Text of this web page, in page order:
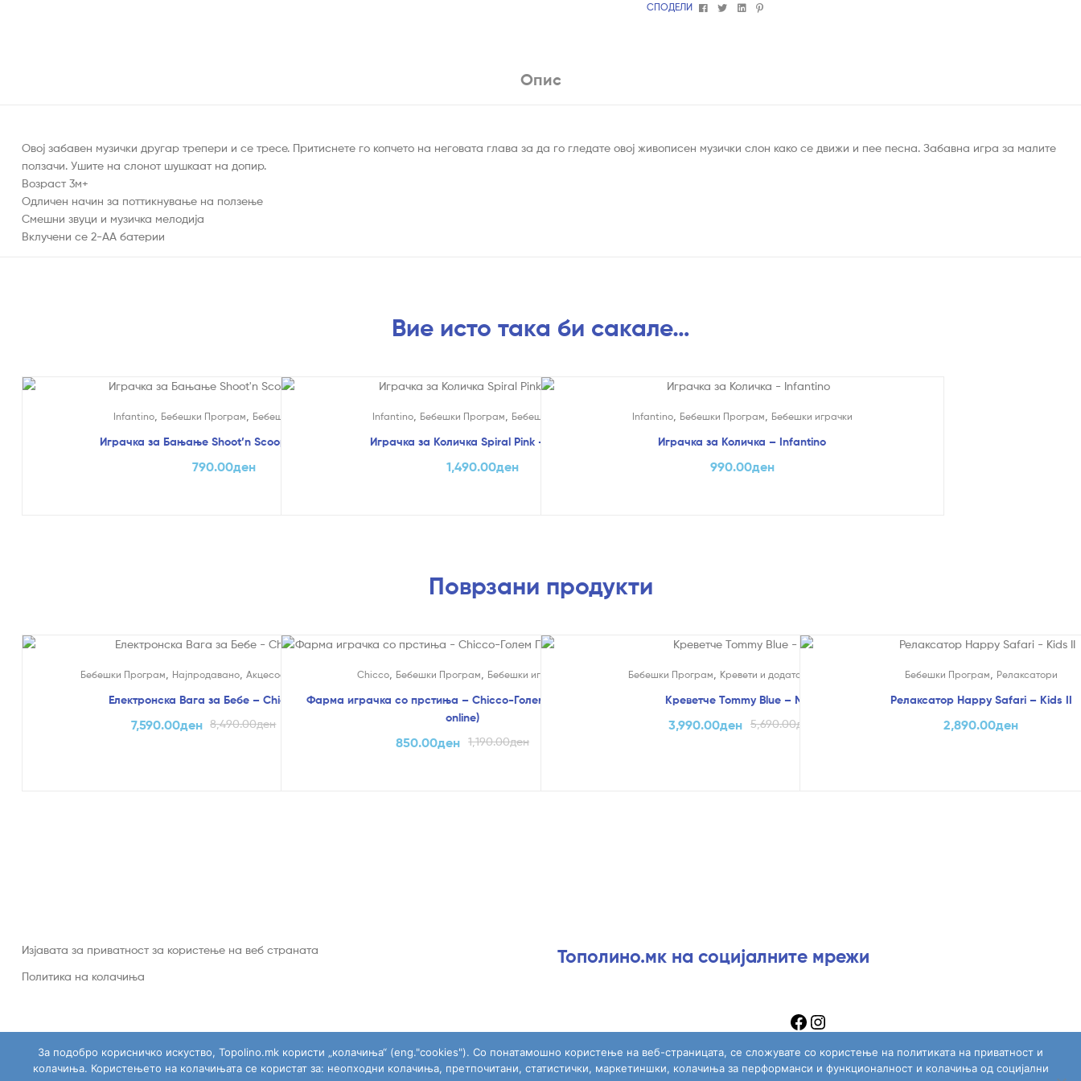
СПОДЕЛИ
FacebookTwitterLinkedin
Pinterest
Опис
Овој забавен музички другар трепери и се тресе. Притиснете го копчето на неговата глава за да го гледате овој живописен музички слон како се движи и пее песна. Забавна игра за малите
ползачи. Ушите на слонот шушкаат на допир.
Возраст 3м+
Одличен начин за поттикнување на ползење
Смешни звуци и музичка мелодија
Вклучени се 2-AA батерии
Вие исто така би сакале…
Infantino, Бебешки Програм, Бебешки играчки
Играчка за Бањање Shoot’n Scoop – Infantino
790.00ден
Infantino, Бебешки Програм, Бебешки играчки
Играчка за Количка Spiral Pink – Infantino
1,490.00ден
Infantino, Бебешки Програм, Бебешки играчки
Играчка за Количка – Infantino
990.00ден
Поврзани продукти
Бебешки Програм Најпродавано Акцесоари
Електронска Вага за Бебе – Chicco
8,490.00ден
7,590.00ден
Chicco, Бебешки Програм Бебешки играчки
Фарма играчка со прстиња – Chicco-Голем Попуст (само
online)
1,190.00ден
850.00ден
Бебешки Програм Кревети и додатоци
Креветче Tommy Blue – Moni
5,690.00ден
3,990.00ден
Бебешки Програм Релаксатори
Релаксатор Happy Safari – Kids II
2,890.00ден
Изјавата за приватност за користење на веб страната
Политика на колачиња
Тополино.мк на социјалните мрежи
За подобро корисничко искуство, Topolino.mk користи „колачиња“ (eng."cookies"). Со понатамошно користење на веб-страницата, се сложувате со користење на политиката на приватност и
колачиња. Користењето на колачињата се користат за: неопходни колачиња, претпочитани, статистички, маркетиншки, колачиња за перформанси и функционалност и колачиња од социјални